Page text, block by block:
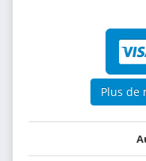
Plus de